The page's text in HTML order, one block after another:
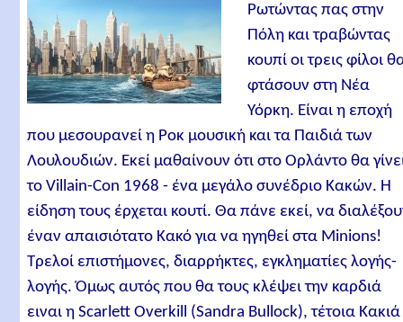
Ρωτώντας πας στην
Πόλη και τραβώντας
κουπί οι τρεις φίλοι
φτάσουν στη Νέα
Υόρκη. Είναι η εποχή
που μεσουρανεί η Ροκ μουσική και τα Παιδιά των
Λουλουδιών. Εκεί μαθαίνουν ότι στο Ορλάντο θα
το Villain-Con 1968 - ένα μεγάλο συνέδριο Κακών. Η
είδηση τους έρχεται κουτί. Θα πάνε εκεί, να
έναν απαισιότατο Κακό για να ηγηθεί στα Minions!
Τρελοί επιστήμονες, διαρρήκτες, εγκληματίες λογής-
λογής. Όμως αυτός που θα τους κλέψει την καρδιά
ειναι η Scarlett Overkill (Sandra Bullock), τέτοια Κακιά